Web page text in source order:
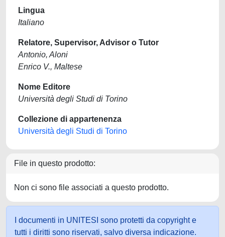
Lingua
Italiano
Relatore, Supervisor, Advisor o Tutor
Antonio, Aloni
Enrico V., Maltese
Nome Editore
Università degli Studi di Torino
Collezione di appartenenza
Università degli Studi di Torino
File in questo prodotto:
Non ci sono file associati a questo prodotto.
I documenti in UNITESI sono protetti da copyright e
tutti i diritti sono riservati, salvo diversa indicazione.